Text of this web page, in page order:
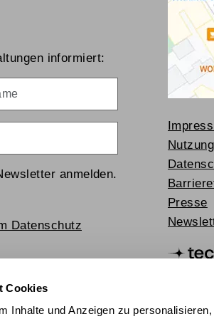
Cookies
Inhalte und Anzeigen zu
informiert:
anmelden.
Datenschutz
Presse